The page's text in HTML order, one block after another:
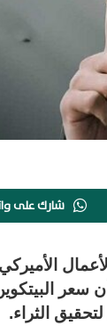
شارك على
الثراء.